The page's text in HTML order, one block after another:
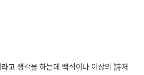
고 생각을 하는데 백석이나 이상의 詩처